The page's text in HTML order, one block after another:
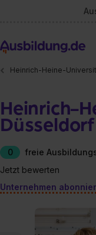
Heinrich-Heine-
Heinrich-
Düsseldorf
0
freie
Jetzt bewerten
Unternehmen